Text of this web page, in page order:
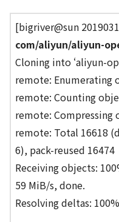
[bigriver@sun
com/aliyun/aliyun-
Cloning into ‘aliyun-
remote: Enumerating
remote: Counting
remote: Compressing
remote: Total 16618
6), pack-reused 16474
Receiving objects:
59 MiB/s, done.
Resolving deltas: